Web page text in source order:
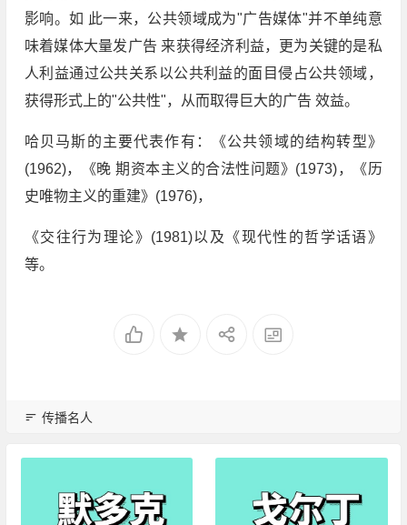
影响。如 此一来，公共领域成为"广告媒体"并不单纯意
味着媒体大量发广告 来获得经济利益，更为关键的是私
人利益通过公共关系以公共利益的面目侵占公共领域，
获得形式上的"公共性"，从而取得巨大的广告 效益。
哈贝马斯的主要代表作有：《公共领域的结构转型》
(1962)，《晚 期资本主义的合法性问题》(1973)，《历
史唯物主义的重建》(1976)，
《交往行为理论》(1981)以及《现代性的哲学话语》
等。
传播名人